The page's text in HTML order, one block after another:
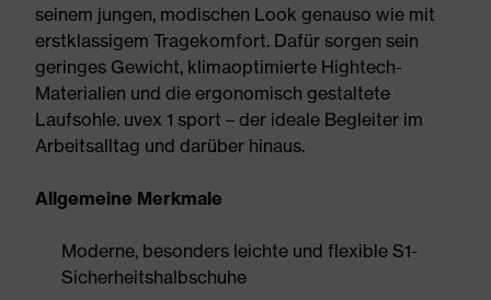
seinem jungen, modischen Look genauso wie mit
erstklassigem Tragekomfort. Dafür sorgen sein
geringes Gewicht, klimaoptimierte Hightech-
Materialien und die ergonomisch gestaltete
Laufsohle. uvex 1 sport – der ideale Begleiter im
Arbeitsalltag und darüber hinaus.
Allgemeine Merkmale
Moderne, besonders leichte und flexible S1-
Sicherheitshalbschuhe